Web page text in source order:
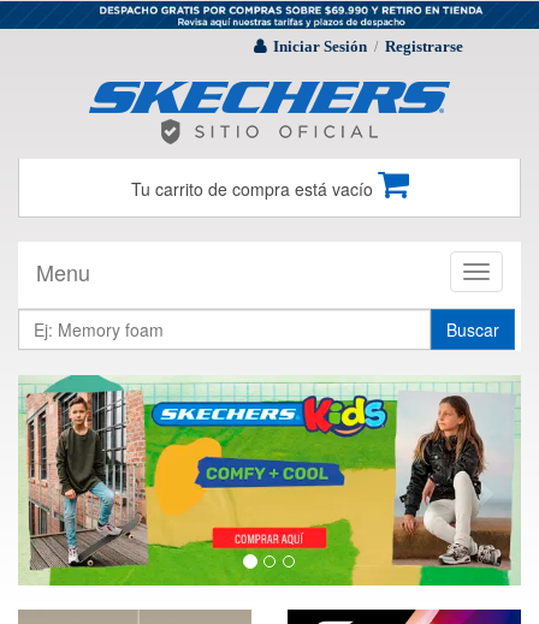
Iniciar Sesión / Registrarse
Tu carrito de compra está vacío
Toggle
Menu
Buscar
Previous Next